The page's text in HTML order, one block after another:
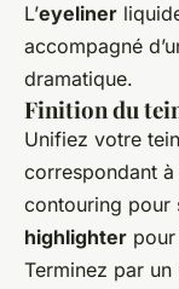
L’eyeliner
accompagné
dramatique.
Finition du
Unifiez votre
correspondant
contouring pour
highlighter
Terminez par